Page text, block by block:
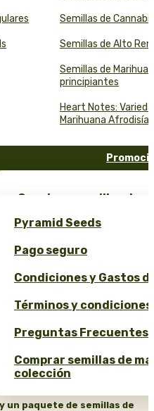
Semillas de
Semillas de Alto
Semillas de
principiantes
Heart Notes:
Marihuana
¡Consigue semillas de
Seeds!
Obtén un 10% de
Pyramid Seeds
Pago seguro
Condiciones y Gastos
Términos y
Preguntas Frecuentes
Comprar semillas de
colección
un paquete de semillas de